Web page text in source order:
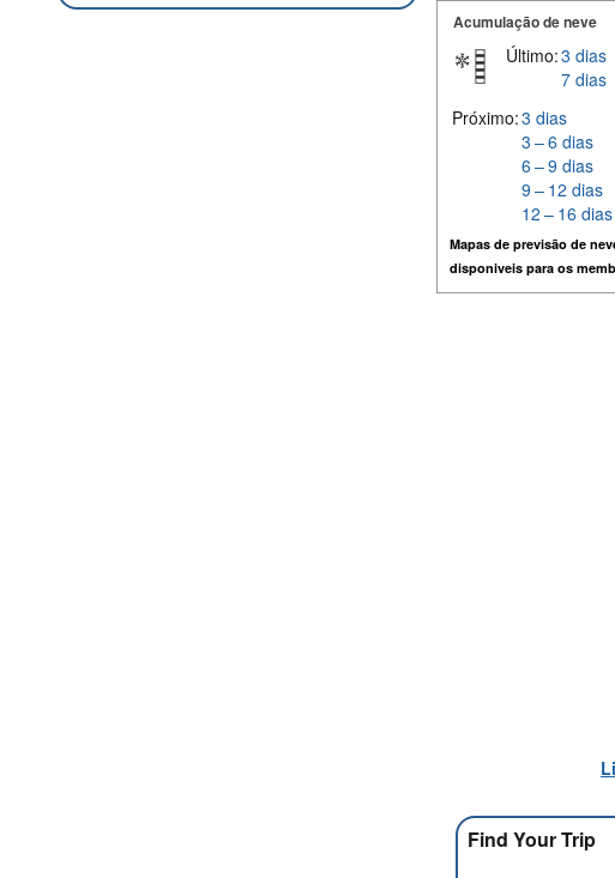
Acumulação de neve
Último:3 dias
7 dias
Próximo:3 dias
3 – 6 dias
6 – 9 dias
9 – 12 dias
12 – 16 dias
Mapas de previsão de
disponiveis para os
Find Your Trip